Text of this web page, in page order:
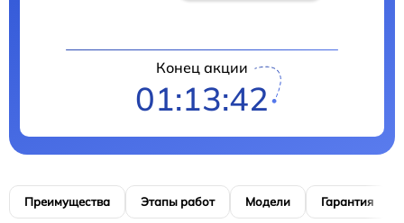
Конец акции
01:13:41
Преимущества Этапы работ Модели Гарантия